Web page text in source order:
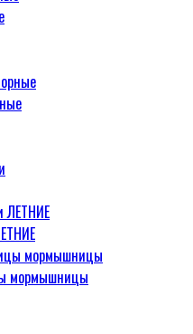
мормышницы